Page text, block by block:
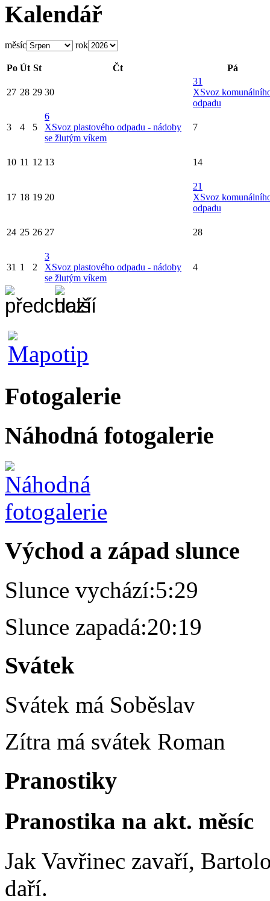
Kalendář
měsíc rok
Po Út St Čt Pá
27 28 29 30
31
XSvoz
odpadu
3 4 5
6
XSvoz plastového odpadu - nádoby
se žlutým víkem
7
10 11 12 13 14
17 18 19 20
21
XSvoz
odpadu
24 25 26 27 28
31 1 2
3
XSvoz plastového odpadu - nádoby
se žlutým víkem
4
Fotogalerie
Náhodná fotogalerie
Východ a západ slunce
Slunce vychází:5:29
Slunce zapadá:20:19
Svátek
Svátek má Soběslav
Zítra má svátek Roman
Pranostiky
Pranostika na akt. měsíc
Jak Vavřinec zavaří,
daří.